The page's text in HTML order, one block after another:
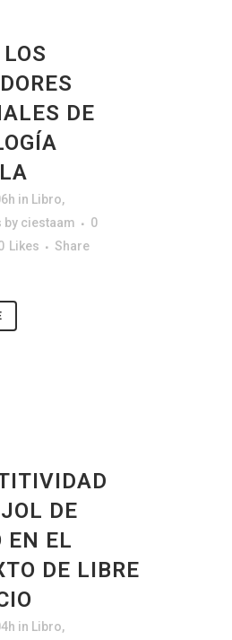
LOS
DE
in Libro,
by ciestaam
0
Likes Share
DE
EN EL
DE LIBRE
in Libro,